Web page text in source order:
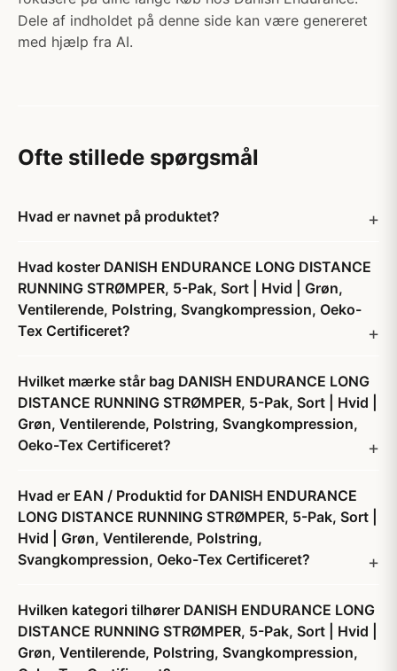
Dele af indholdet på denne side kan være genereret
med hjælp fra AI.
Ofte stillede spørgsmål
Hvad er navnet på produktet?
Hvad koster DANISH ENDURANCE LONG DISTANCE
RUNNING STRØMPER, 5-Pak, Sort | Hvid | Grøn,
Ventilerende, Polstring, Svangkompression, Oeko-
Tex Certificeret?
Hvilket mærke står bag DANISH ENDURANCE LONG
DISTANCE RUNNING STRØMPER, 5-Pak, Sort | Hvid |
Grøn, Ventilerende, Polstring, Svangkompression,
Oeko-Tex Certificeret?
Hvad er EAN / Produktid for DANISH ENDURANCE
LONG DISTANCE RUNNING STRØMPER, 5-Pak, Sort |
Hvid | Grøn, Ventilerende, Polstring,
Svangkompression, Oeko-Tex Certificeret?
Hvilken kategori tilhører DANISH ENDURANCE LONG
DISTANCE RUNNING STRØMPER, 5-Pak, Sort | Hvid |
Grøn, Ventilerende, Polstring, Svangkompression,